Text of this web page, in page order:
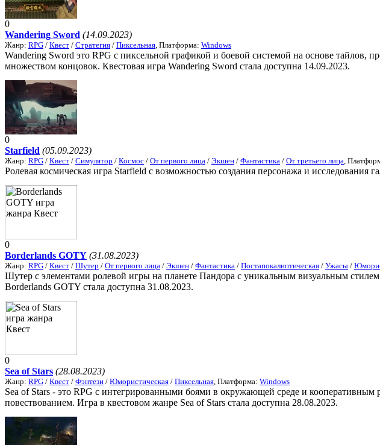
0
Wandering Sword (14.09.2023)
Жанр: RPG / Квест / Стратегия / Пиксельная , Платформа: Windows
Wandering Sword это RPG с пиксельной графикой и боевой системой на основе тайлов,
множеством концовок. Квестовая игра Wandering Sword стала доступна 14.09.2023.
0
Starfield (05.09.2023)
Жанр: RPG / Квест / Симулятор / Космос / От первого лица / Экшен / Фантастика / От третьего лица ,
Ролевая космическая игра Starfield с возможностью создания персонажа и исследования
0
Borderlands GOTY (31.08.2023)
Жанр: RPG / Квест / Шутер / От первого лица / Экшен / Фантастика / Постапокалиптическая / Ужасы /
Шутер с элементами ролевой игры на планете Пандора с уникальным визуальным
Borderlands GOTY стала доступна 31.08.2023.
0
Sea of Stars (28.08.2023)
Жанр: RPG / Квест / Фэнтези / Юмористическая / Пиксельная , Платформа: Windows
Sea of Stars - это RPG с интегрированными боями в окружающей среде и
повествованием. Игра в квестовом жанре Sea of Stars стала доступна 28.08.2023.